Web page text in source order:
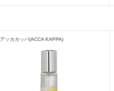
アッカカッパ(ACCA KAPPA)